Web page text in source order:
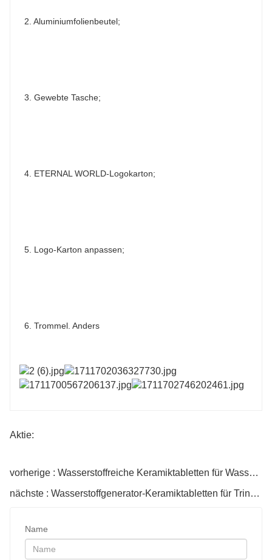
2. Aluminiumfolienbeutel;
3. Gewebte Tasche;
4. ETERNAL WORLD-Logokarton;
5. Logo-Karton anpassen;
6. Trommel. Anders
Aktie:
vorherige : Wasserstoffreiche Keramiktabletten für Wasserflaschen
nächste : Wasserstoffgenerator-Keramiktabletten für Trinkwasser
Name